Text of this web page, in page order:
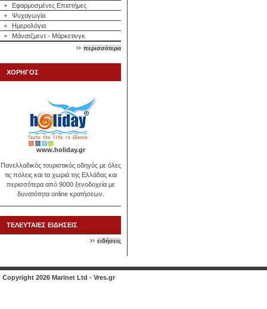
+
Εφαρμοσμένες Επιστήμες
+
Ψυχαγωγία
+
Ημερολόγια
+
Μάνατζμεντ - Μάρκετινγκ
περισσότερα
ΧΟΡΗΓΟΣ
www.holiday.gr
Πανελλαδικός τουριστικός οδηγός με όλες
τις πόλεις και τα χωριά της Ελλάδας και
περισσότερα από 9000 ξενοδοχεία με
δυνατότητα online κρατήσεων.
ΤΕΛΕΥΤΑΙΕΣ ΕΙΔΗΣΕΙΣ
ειδήσεις
Copyright 2026 Marinet Ltd - Vres.gr